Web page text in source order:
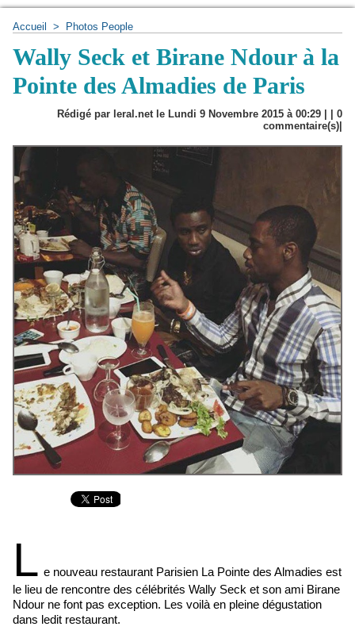
Accueil > Photos People
Wally Seck et Birane Ndour à la
Pointe des Almadies de Paris
Rédigé par leral.net le Lundi 9 Novembre 2015 à 00:29 | | 0
commentaire(s)|
L e nouveau restaurant Parisien La Pointe des Almadies est
le lieu de rencontre des célébrités Wally Seck et son ami Birane
Ndour ne font pas exception. Les voilà en pleine dégustation
dans ledit restaurant.